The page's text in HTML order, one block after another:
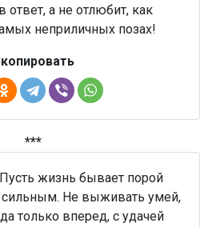
ответ, а не отлюбит, как
неприличных позах!
***
жизнь бывает порой
сильным. Не выживать умей,
только вперед, с удачей